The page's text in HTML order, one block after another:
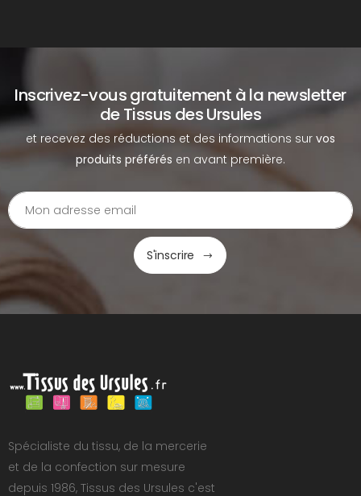
Inscrivez-vous gratuitement à la newsletter
de Tissus des Ursules
et recevez des réductions et des informations sur vos
produits préférés en avant première.
S'inscrire
Spécialiste du tissu, de la mercerie
et de la confection sur mesure
depuis 1986, Tissus des Ursules c'est